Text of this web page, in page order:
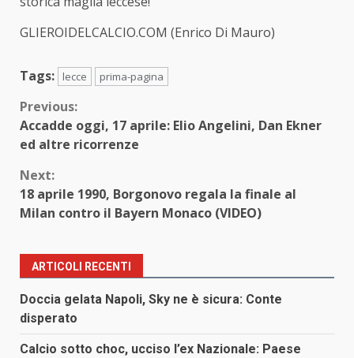
GLIEROIDELCALCIO.COM (Enrico Di Mauro)
Tags: lecce prima-pagina
Continue
Reading
Previous:
Accadde oggi, 17 aprile: Elio Angelini, Dan Ekner
ed altre ricorrenze
Next:
18 aprile 1990, Borgonovo regala la finale al
Milan contro il Bayern Monaco (VIDEO)
ARTICOLI RECENTI
Doccia gelata Napoli, Sky ne è sicura: Conte
disperato
Calcio sotto choc, ucciso l’ex Nazionale: Paese